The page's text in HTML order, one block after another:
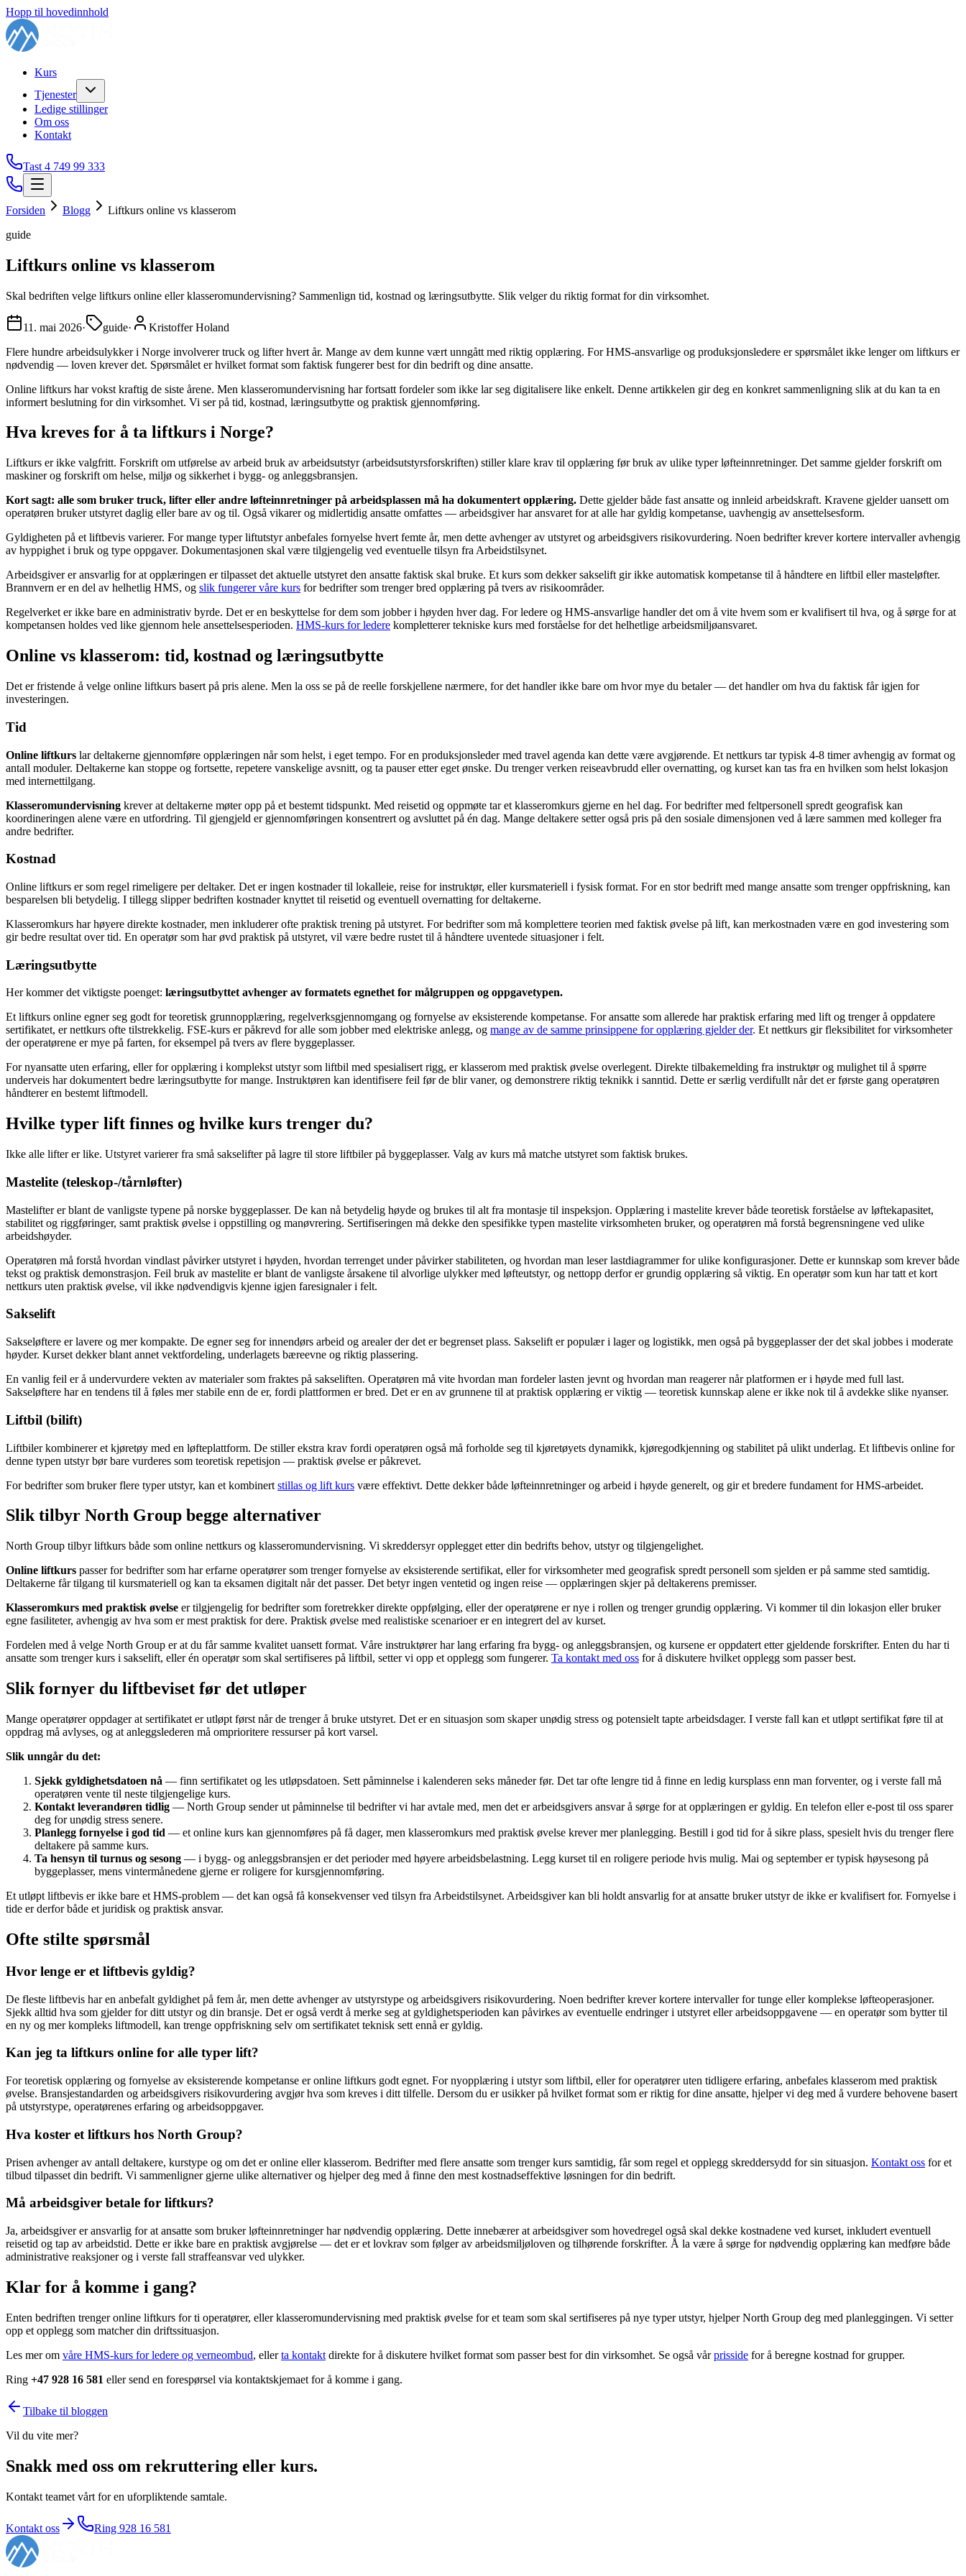
Hopp til hovedinnhold
Kurs
Tjenester
Ledige stillinger
Om oss
Kontakt
Tast 4 749 99 333
Forsiden Blogg
Liftkurs online vs klasserom
guide
Liftkurs online vs klasserom
Skal bedriften velge liftkurs online eller klasseromundervisning? Sammenlign tid, kostnad og læringsutbytte. Slik velger du riktig format for din virksomhet.
11. mai 2026· guide·
Kristoffer Holand
Flere hundre arbeidsulykker i Norge involverer truck og lifter hvert år. Mange av dem kunne vært unngått med riktig opplæring. For HMS-ansvarlige og produksjonsledere er spørsmålet ikke lenger om liftkurs er
nødvendig — loven krever det. Spørsmålet er hvilket format som faktisk fungerer best for din bedrift og dine ansatte.
Online liftkurs har vokst kraftig de siste årene. Men klasseromundervisning har fortsatt fordeler som ikke lar seg digitalisere like enkelt. Denne artikkelen gir deg en konkret sammenligning slik at du kan ta en
informert beslutning for din virksomhet. Vi ser på tid, kostnad, læringsutbytte og praktisk gjennomføring.
Hva kreves for å ta liftkurs i Norge?
Liftkurs er ikke valgfritt. Forskrift om utførelse av arbeid bruk av arbeidsutstyr (arbeidsutstyrsforskriften) stiller klare krav til opplæring før bruk av ulike typer løfteinnretninger. Det samme gjelder forskrift om
maskiner og forskrift om helse, miljø og sikkerhet i bygg- og anleggsbransjen.
Kort sagt: alle som bruker truck, lifter eller andre løfteinnretninger på arbeidsplassen må ha dokumentert opplæring. Dette gjelder både fast ansatte og innleid arbeidskraft. Kravene gjelder uansett om
operatøren bruker utstyret daglig eller bare av og til. Også vikarer og midlertidig ansatte omfattes — arbeidsgiver har ansvaret for at alle har gyldig kompetanse, uavhengig av ansettelsesform.
Gyldigheten på et liftbevis varierer. For mange typer liftutstyr anbefales fornyelse hvert femte år, men dette avhenger av utstyret og arbeidsgivers risikovurdering. Noen bedrifter krever kortere intervaller avhengig
av hyppighet i bruk og type oppgaver. Dokumentasjonen skal være tilgjengelig ved eventuelle tilsyn fra Arbeidstilsynet.
Arbeidsgiver er ansvarlig for at opplæringen er tilpasset det aktuelle utstyret den ansatte faktisk skal bruke. Et kurs som dekker sakselift gir ikke automatisk kompetanse til å håndtere en liftbil eller masteløfter.
Brannvern er en del av helhetlig HMS, og slik fungerer våre kurs for bedrifter som trenger bred opplæring på tvers av risikoområder.
Regelverket er ikke bare en administrativ byrde. Det er en beskyttelse for dem som jobber i høyden hver dag. For ledere og HMS-ansvarlige handler det om å vite hvem som er kvalifisert til hva, og å sørge for at
kompetansen holdes ved like gjennom hele ansettelsesperioden. HMS-kurs for ledere kompletterer tekniske kurs med forståelse for det helhetlige arbeidsmiljøansvaret.
Online vs klasserom: tid, kostnad og læringsutbytte
Det er fristende å velge online liftkurs basert på pris alene. Men la oss se på de reelle forskjellene nærmere, for det handler ikke bare om hvor mye du betaler — det handler om hva du faktisk får igjen for
investeringen.
Tid
Online liftkurs lar deltakerne gjennomføre opplæringen når som helst, i eget tempo. For en produksjonsleder med travel agenda kan dette være avgjørende. Et nettkurs tar typisk 4-8 timer avhengig av format og
antall moduler. Deltakerne kan stoppe og fortsette, repetere vanskelige avsnitt, og ta pauser etter eget ønske. Du trenger verken reiseavbrudd eller overnatting, og kurset kan tas fra en hvilken som helst lokasjon
med internettilgang.
Klasseromundervisning krever at deltakerne møter opp på et bestemt tidspunkt. Med reisetid og oppmøte tar et klasseromkurs gjerne en hel dag. For bedrifter med feltpersonell spredt geografisk kan
koordineringen alene være en utfordring. Til gjengjeld er gjennomføringen konsentrert og avsluttet på én dag. Mange deltakere setter også pris på den sosiale dimensjonen ved å lære sammen med kolleger fra
andre bedrifter.
Kostnad
Online liftkurs er som regel rimeligere per deltaker. Det er ingen kostnader til lokalleie, reise for instruktør, eller kursmateriell i fysisk format. For en stor bedrift med mange ansatte som trenger oppfriskning, kan
besparelsen bli betydelig. I tillegg slipper bedriften kostnader knyttet til reisetid og eventuell overnatting for deltakerne.
Klasseromkurs har høyere direkte kostnader, men inkluderer ofte praktisk trening på utstyret. For bedrifter som må komplettere teorien med faktisk øvelse på lift, kan merkostnaden være en god investering som
gir bedre resultat over tid. En operatør som har øvd praktisk på utstyret, vil være bedre rustet til å håndtere uventede situasjoner i felt.
Læringsutbytte
Her kommer det viktigste poenget: læringsutbyttet avhenger av formatets egnethet for målgruppen og oppgavetypen.
Et liftkurs online egner seg godt for teoretisk grunnopplæring, regelverksgjennomgang og fornyelse av eksisterende kompetanse. For ansatte som allerede har praktisk erfaring med lift og trenger å oppdatere
sertifikatet, er nettkurs ofte tilstrekkelig. FSE-kurs er påkrevd for alle som jobber med elektriske anlegg, og mange av de samme prinsippene for opplæring gjelder der. Et nettkurs gir fleksibilitet for virksomheter
der operatørene er mye på farten, for eksempel på tvers av flere byggeplasser.
For nyansatte uten erfaring, eller for opplæring i komplekst utstyr som liftbil med spesialisert rigg, er klasserom med praktisk øvelse overlegent. Direkte tilbakemelding fra instruktør og mulighet til å spørre
underveis har dokumentert bedre læringsutbytte for mange. Instruktøren kan identifisere feil før de blir vaner, og demonstrere riktig teknikk i sanntid. Dette er særlig verdifullt når det er første gang operatøren
håndterer en bestemt liftmodell.
Hvilke typer lift finnes og hvilke kurs trenger du?
Ikke alle lifter er like. Utstyret varierer fra små sakselifter på lagre til store liftbiler på byggeplasser. Valg av kurs må matche utstyret som faktisk brukes.
Mastelite (teleskop-/tårnløfter)
Mastelifter er blant de vanligste typene på norske byggeplasser. De kan nå betydelig høyde og brukes til alt fra montasje til inspeksjon. Opplæring i mastelite krever både teoretisk forståelse av løftekapasitet,
stabilitet og riggføringer, samt praktisk øvelse i oppstilling og manøvrering. Sertifiseringen må dekke den spesifikke typen mastelite virksomheten bruker, og operatøren må forstå begrensningene ved ulike
arbeidshøyder.
Operatøren må forstå hvordan vindlast påvirker utstyret i høyden, hvordan terrenget under påvirker stabiliteten, og hvordan man leser lastdiagrammer for ulike konfigurasjoner. Dette er kunnskap som krever både
tekst og praktisk demonstrasjon. Feil bruk av mastelite er blant de vanligste årsakene til alvorlige ulykker med løfteutstyr, og nettopp derfor er grundig opplæring så viktig. En operatør som kun har tatt et kort
nettkurs uten praktisk øvelse, vil ikke nødvendigvis kjenne igjen faresignaler i felt.
Sakselift
Sakseløftere er lavere og mer kompakte. De egner seg for innendørs arbeid og arealer der det er begrenset plass. Sakselift er populær i lager og logistikk, men også på byggeplasser der det skal jobbes i moderate
høyder. Kurset dekker blant annet vektfordeling, underlagets bæreevne og riktig plassering.
En vanlig feil er å undervurdere vekten av materialer som fraktes på sakseliften. Operatøren må vite hvordan man fordeler lasten jevnt og hvordan man reagerer når platformen er i høyde med full last.
Sakseløftere har en tendens til å føles mer stabile enn de er, fordi plattformen er bred. Det er en av grunnene til at praktisk opplæring er viktig — teoretisk kunnskap alene er ikke nok til å avdekke slike nyanser.
Liftbil (bilift)
Liftbiler kombinerer et kjøretøy med en løfteplattform. De stiller ekstra krav fordi operatøren også må forholde seg til kjøretøyets dynamikk, kjøregodkjenning og stabilitet på ulikt underlag. Et liftbevis online for
denne typen utstyr bør bare vurderes som teoretisk repetisjon — praktisk øvelse er påkrevet.
For bedrifter som bruker flere typer utstyr, kan et kombinert stillas og lift kurs være effektivt. Dette dekker både løfteinnretninger og arbeid i høyde generelt, og gir et bredere fundament for HMS-arbeidet.
Slik tilbyr North Group begge alternativer
North Group tilbyr liftkurs både som online nettkurs og klasseromundervisning. Vi skreddersyr opplegget etter din bedrifts behov, utstyr og tilgjengelighet.
Online liftkurs passer for bedrifter som har erfarne operatører som trenger fornyelse av eksisterende sertifikat, eller for virksomheter med geografisk spredt personell som sjelden er på samme sted samtidig.
Deltakerne får tilgang til kursmateriell og kan ta eksamen digitalt når det passer. Det betyr ingen ventetid og ingen reise — opplæringen skjer på deltakerens premisser.
Klasseromkurs med praktisk øvelse er tilgjengelig for bedrifter som foretrekker direkte oppfølging, eller der operatørene er nye i rollen og trenger grundig opplæring. Vi kommer til din lokasjon eller bruker
egne fasiliteter, avhengig av hva som er mest praktisk for dere. Praktisk øvelse med realistiske scenarioer er en integrert del av kurset.
Fordelen med å velge North Group er at du får samme kvalitet uansett format. Våre instruktører har lang erfaring fra bygg- og anleggsbransjen, og kursene er oppdatert etter gjeldende forskrifter. Enten du har ti
ansatte som trenger kurs i sakselift, eller én operatør som skal sertifiseres på liftbil, setter vi opp et opplegg som fungerer. Ta kontakt med oss for å diskutere hvilket opplegg som passer best.
Slik fornyer du liftbeviset før det utløper
Mange operatører oppdager at sertifikatet er utløpt først når de trenger å bruke utstyret. Det er en situasjon som skaper unødig stress og potensielt tapte arbeidsdager. I verste fall kan et utløpt sertifikat føre til at
oppdrag må avlyses, og at anleggslederen må omprioritere ressurser på kort varsel.
Slik unngår du det:
Sjekk gyldighetsdatoen nå — finn sertifikatet og les utløpsdatoen. Sett påminnelse i kalenderen seks måneder før. Det tar ofte lengre tid å finne en ledig kursplass enn man forventer, og i verste fall må
operatøren vente til neste tilgjengelige kurs.
Kontakt leverandøren tidlig — North Group sender ut påminnelse til bedrifter vi har avtale med, men det er arbeidsgivers ansvar å sørge for at opplæringen er gyldig. En telefon eller e-post til oss sparer
deg for unødig stress senere.
Planlegg fornyelse i god tid — et online kurs kan gjennomføres på få dager, men klasseromkurs med praktisk øvelse krever mer planlegging. Bestill i god tid for å sikre plass, spesielt hvis du trenger flere
deltakere på samme kurs.
Ta hensyn til turnus og sesong — i bygg- og anleggsbransjen er det perioder med høyere arbeidsbelastning. Legg kurset til en roligere periode hvis mulig. Mai og september er typisk høysesong på
byggeplasser, mens vintermånedene gjerne er roligere for kursgjennomføring.
Et utløpt liftbevis er ikke bare et HMS-problem — det kan også få konsekvenser ved tilsyn fra Arbeidstilsynet. Arbeidsgiver kan bli holdt ansvarlig for at ansatte bruker utstyr de ikke er kvalifisert for. Fornyelse i
tide er derfor både et juridisk og praktisk ansvar.
Ofte stilte spørsmål
Hvor lenge er et liftbevis gyldig?
De fleste liftbevis har en anbefalt gyldighet på fem år, men dette avhenger av utstyrstype og arbeidsgivers risikovurdering. Noen bedrifter krever kortere intervaller for tunge eller komplekse løfteoperasjoner.
Sjekk alltid hva som gjelder for ditt utstyr og din bransje. Det er også verdt å merke seg at gyldighetsperioden kan påvirkes av eventuelle endringer i utstyret eller arbeidsoppgavene — en operatør som bytter til
en ny og mer kompleks liftmodell, kan trenge oppfriskning selv om sertifikatet teknisk sett ennå er gyldig.
Kan jeg ta liftkurs online for alle typer lift?
For teoretisk opplæring og fornyelse av eksisterende kompetanse er online liftkurs godt egnet. For nyopplæring i utstyr som liftbil, eller for operatører uten tidligere erfaring, anbefales klasserom med praktisk
øvelse. Bransjestandarden og arbeidsgivers risikovurdering avgjør hva som kreves i ditt tilfelle. Dersom du er usikker på hvilket format som er riktig for dine ansatte, hjelper vi deg med å vurdere behovene basert
på utstyrstype, operatørenes erfaring og arbeidsoppgaver.
Hva koster et liftkurs hos North Group?
Prisen avhenger av antall deltakere, kurstype og om det er online eller klasserom. Bedrifter med flere ansatte som trenger kurs samtidig, får som regel et opplegg skreddersydd for sin situasjon. Kontakt oss for et
tilbud tilpasset din bedrift. Vi sammenligner gjerne ulike alternativer og hjelper deg med å finne den mest kostnadseffektive løsningen for din bedrift.
Må arbeidsgiver betale for liftkurs?
Ja, arbeidsgiver er ansvarlig for at ansatte som bruker løfteinnretninger har nødvendig opplæring. Dette innebærer at arbeidsgiver som hovedregel også skal dekke kostnadene ved kurset, inkludert eventuell
reisetid og tap av arbeidstid. Dette er ikke bare en praktisk avgjørelse — det er et lovkrav som følger av arbeidsmiljøloven og tilhørende forskrifter. Å la være å sørge for nødvendig opplæring kan medføre både
administrative reaksjoner og i verste fall straffeansvar ved ulykker.
Klar for å komme i gang?
Enten bedriften trenger online liftkurs for ti operatører, eller klasseromundervisning med praktisk øvelse for et team som skal sertifiseres på nye typer utstyr, hjelper North Group deg med planleggingen. Vi setter
opp et opplegg som matcher din driftssituasjon.
Les mer om våre HMS-kurs for ledere og verneombud, ellerta kontakt direkte for å diskutere hvilket format som passer best for din virksomhet. Se også vårprisside for å beregne kostnad for grupper.
Ring +47 928 16 581 eller send en forespørsel via kontaktskjemaet for å komme i gang.
Tilbake til bloggen
Vil du vite mer?
Snakk med oss om rekruttering eller kurs.
Kontakt teamet vårt for en uforpliktende samtale.
Kontakt oss Ring 928 16 581